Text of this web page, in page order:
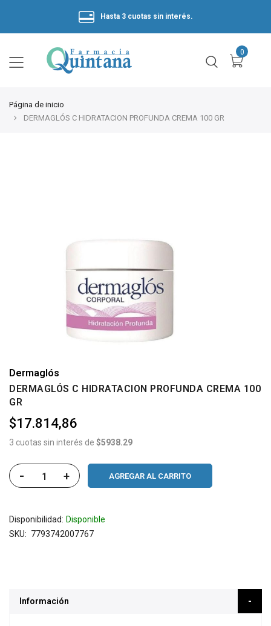
Hasta 3 cuotas sin interés.
Página de inicio
DERMAGLÓS C HIDRATACION PROFUNDA CREMA 100 GR
Dermaglós
DERMAGLÓS C HIDRATACION PROFUNDA CREMA 100
GR
$17.814,86
3 cuotas sin interés de $5938.29
- + AGREGAR AL CARRITO
Disponibilidad: Disponible
SKU
7793742007767
Información